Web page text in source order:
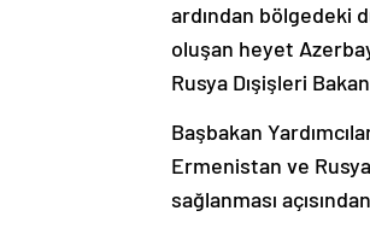
ardından bölgedeki
oluşan heyet
Rusya Dışişleri
Başbakan
Ermenistan ve
sağlanması